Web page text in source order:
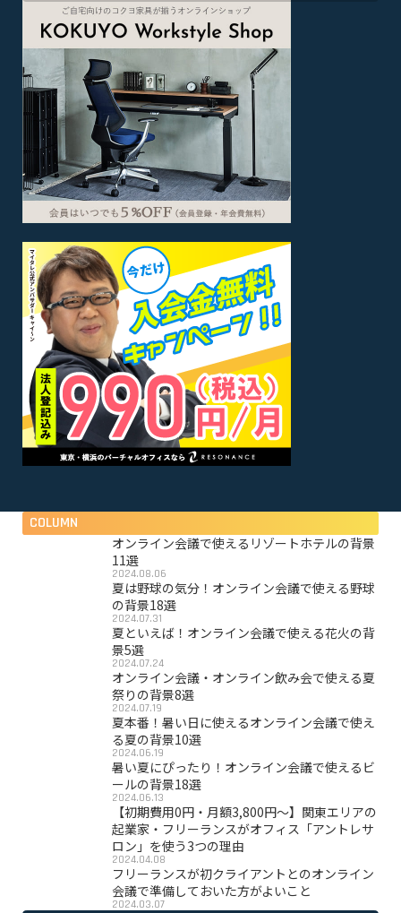
COLUMN
オンライン会議で使えるリゾートホテルの背景
11選
2024.08.06
夏は野球の気分！オンライン会議で使える野球
の背景18選
2024.07.31
夏といえば！オンライン会議で使える花火の背
景5選
2024.07.24
オンライン会議・オンライン飲み会で使える夏
祭りの背景8選
2024.07.19
夏本番！暑い日に使えるオンライン会議で使え
る夏の背景10選
2024.06.19
暑い夏にぴったり！オンライン会議で使えるビ
ールの背景18選
2024.06.13
【初期費用0円・月額3,800円〜】関東エリアの
起業家・フリーランスがオフィス「アントレサ
ロン」を使う3つの理由
2024.04.08
フリーランスが初クライアントとのオンライン
会議で準備しておいた方がよいこと
2024.03.07